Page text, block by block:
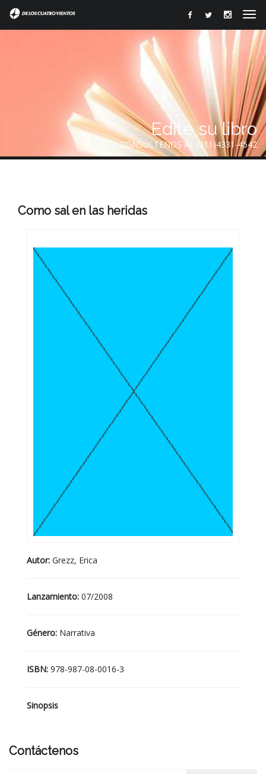
Edite su libro
CONSÚLTENOS AL (011)4331-4542
Como sal en las heridas
Autor: Grezz, Erica
Lanzamiento: 07/2008
Género: Narrativa
ISBN: 978-987-08-0016-3
Sinopsis
Contáctenos